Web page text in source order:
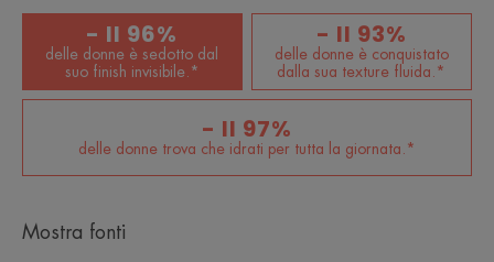
¹ Finish invisibile. Test d'uso consumatori – 65 soggetti
- Il 96%
delle donne è sedotto dal
suo finish invisibile.*
- Il 93%
delle donne è conquistato
dalla sua texture fluida.*
- Il 97%
delle donne trova che idrati per tutta la giornata.*
Mostra fonti